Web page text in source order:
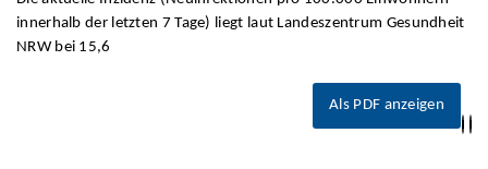
innerhalb der letzten 7 Tage) liegt laut Landeszentrum Gesundheit
NRW bei 15,6
Als PDF anzeigen